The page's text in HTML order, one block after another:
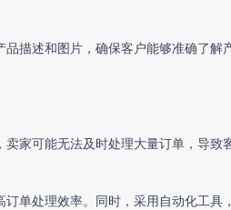
描述和图片，确保客户能够准确了解
家可能无法及时处理大量订单，导致
单处理效率。同时，采用自动化工具